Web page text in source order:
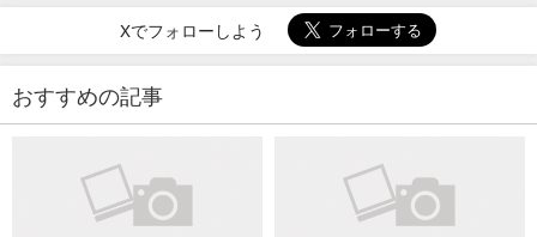
Xでフォローしよう
おすすめの記事